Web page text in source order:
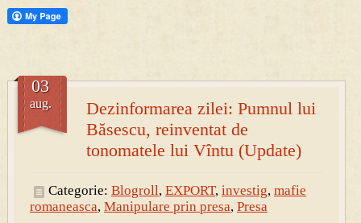
PRESA
Dezinformarea zilei: Pumnul lui
Băsescu, reinventat de
tonomatele lui Vîntu (Update)
03
aug.
Categorie: Blogroll, EXPORT, investig, mafie
romaneasca, Manipulare prin presa, Presa